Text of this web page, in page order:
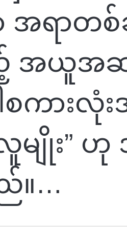
အရာတစ်ခု
ယူအဆ
ားလုံးအ
မျိုး”
။…